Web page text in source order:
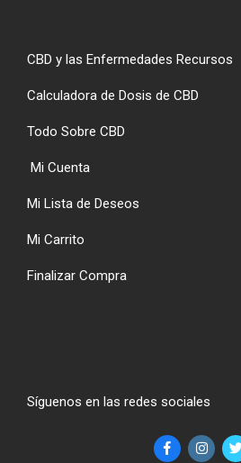
CBD y las Enfermedades Recursos
Calculadora de Dosis de CBD
Todo Sobre CBD
Mi Cuenta
Mi Lista de Deseos
Mi Carrito
Finalizar Compra
Síguenos en las redes sociales